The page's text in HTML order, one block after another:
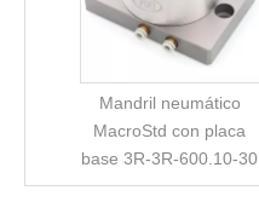
Mandril neumático
MacroStd con placa
base 3R-3R-600.10-30